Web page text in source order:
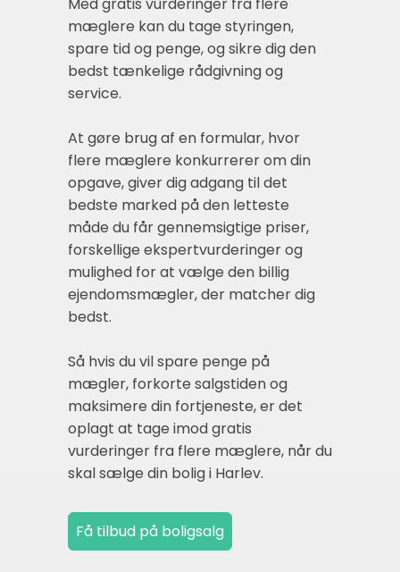
mæglere kan du tage styringen,
spare tid og penge, og sikre dig den
bedst tænkelige rådgivning og
service.
At gøre brug af en formular, hvor
flere mæglere konkurrerer om din
opgave, giver dig adgang til det
bedste marked på den letteste
måde du får gennemsigtige priser,
forskellige ekspertvurderinger og
mulighed for at vælge den billig
ejendomsmægler, der matcher dig
bedst.
Så hvis du vil spare penge på
mægler, forkorte salgstiden og
maksimere din fortjeneste, er det
oplagt at tage imod gratis
vurderinger fra flere mæglere, når du
skal sælge din bolig i Harlev.